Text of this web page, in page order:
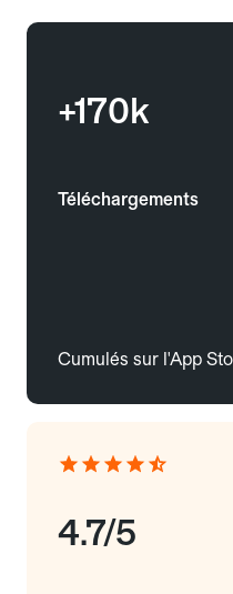
+170k
Téléchargements
Cumulés sur l'App
4.7/5